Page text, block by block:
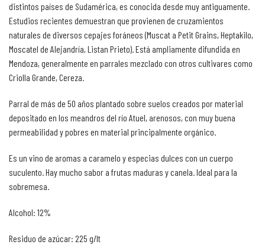
distintos países de Sudamérica, es conocida desde muy antiguamente.
Estudios recientes demuestran que provienen de cruzamientos
naturales de diversos cepajes foráneos (Muscat a Petit Grains, Heptakilo,
Moscatel de Alejandría, Listan Prieto). Está ampliamente difundida en
Mendoza, generalmente en parrales mezclado con otros cultivares como
Criolla Grande, Cereza.
Parral de más de 50 años plantado sobre suelos creados por material
depositado en los meandros del río Atuel, arenosos, con muy buena
permeabilidad y pobres en material principalmente orgánico.
Es un vino de aromas a caramelo y especias dulces con un cuerpo
suculento. Hay mucho sabor a frutas maduras y canela. Ideal para la
sobremesa.
Alcohol: 12%
Residuo de azúcar: 225 g/lt